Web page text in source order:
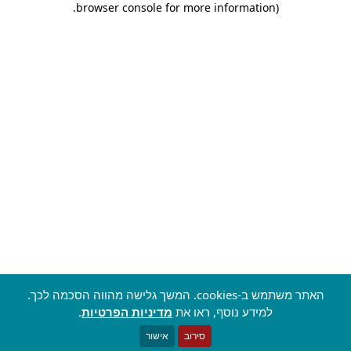
browser console for more information)
.
האתר משתמש ב-cookies. המשך גלישה מהווה הסכמה לכך.
למידע נוסף, ראו את מדיניות הפרטיות.
סירוב אישור